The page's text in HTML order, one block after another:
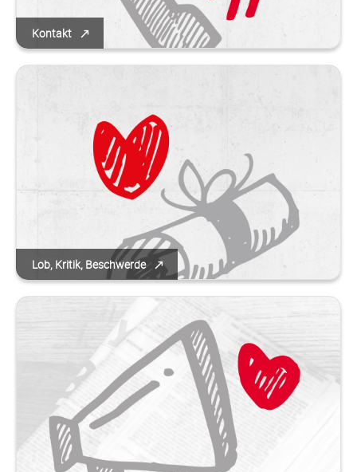
Kontakt
Lob, Kritik, Beschwerde